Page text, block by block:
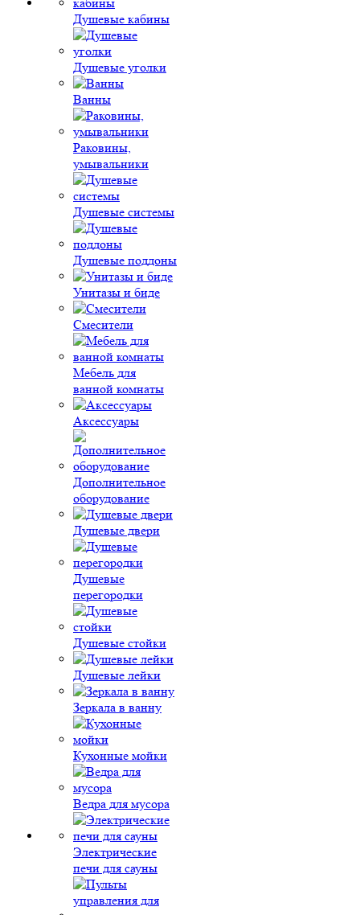
Душевые кабины
Душевые уголки
Ванны
Раковины,
умывальники
Душевые системы
Душевые поддоны
Унитазы и биде
Смесители
Мебель для
ванной комнаты
Аксессуары
Дополнительное
оборудование
Душевые двери
Душевые
перегородки
Душевые стойки
Душевые лейки
Зеркала в ванну
Кухонные мойки
Ведра для мусора
Электрические
печи для сауны